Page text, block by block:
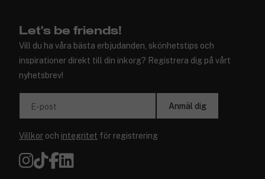
Let's be friends!
Vill du ha våra bästa erbjudanden, skönhetstips och
inspirationer direkt till din inkorg? Registrera dig på vårt
nyhetsbrev!
E-post Anmäl dig
Villkor och integritet för registrering